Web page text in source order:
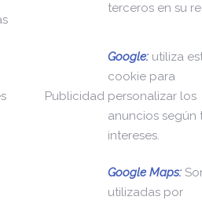
terceros en su
Publicidad
Google: utiliza
cookie para
personalizar los
anuncios según
intereses.
Google Maps:
utilizadas por